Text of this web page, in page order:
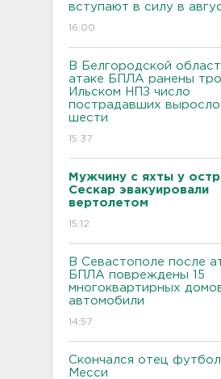
вступают в силу в
16:00
В Белгородской
атаке БПЛА ранены
Ильском НПЗ число
пострадавших
шести
15:37
Мужчину с яхты у
Сескар эвакуировали
вертолетом
15:12
В Севастополе после
БПЛА повреждены 15
многоквартирных
автомобили
14:57
Скончался отец
Месси